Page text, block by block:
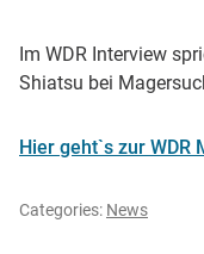
Im WDR Interview
Shiatsu bei
Hier geht`s zur WDR
Categories: News